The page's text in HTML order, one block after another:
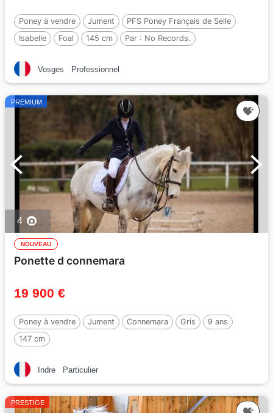
Poney à vendre Jument
PFS Poney Français de Selle
Isabelle
Foal 145 cm Par : No Records.
Vosges Professionnel
PREMIUM
4
NOUVEAU
Ponette d connemara
19 900 €
Poney à vendre Jument Connemara Gris
9 ans
147 cm
Indre Particulier
PRESTIGE